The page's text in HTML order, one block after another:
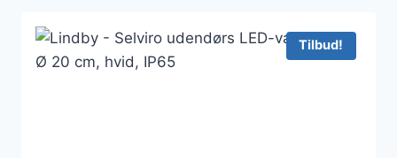
619 kr..407 kr..
Tilbud!